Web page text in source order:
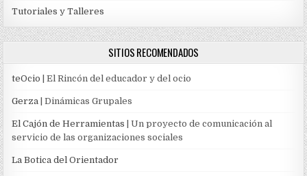
Tutoriales y Talleres
SITIOS RECOMENDADOS
teOcio | El Rincón del educador y del ocio
Gerza | Dinámicas Grupales
El Cajón de Herramientas | Un proyecto de comunicación al
servicio de las organizaciones sociales
La Botica del Orientador